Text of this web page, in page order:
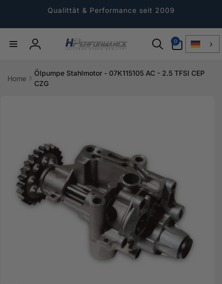
Qualittät & Performance seit 2009
Einloggen
0
Artikel
Home
Ölpumpe Stahlmotor - 07K115105 AC - 2.5 TFSI CEP
CZG